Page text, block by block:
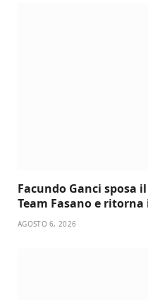
Facundo Ganci sposa
Team Fasano e
AGOSTO 6, 2026